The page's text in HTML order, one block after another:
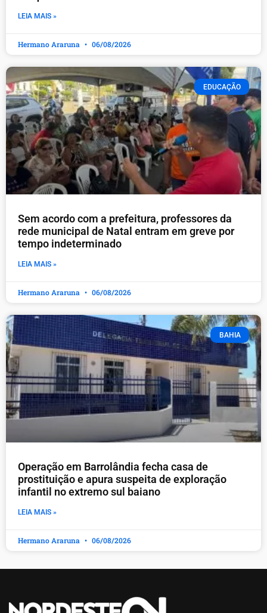
LEIA MAIS »
Hermano Araruna 06/08/2026
EDUCAÇÃO
​Sem acordo com a prefeitura, professores da
rede municipal de Natal entram em greve por
tempo indeterminado
LEIA MAIS »
Hermano Araruna 06/08/2026
BAHIA
Operação em Barrolândia fecha casa de
prostituição e apura suspeita de exploração
infantil no extremo sul baiano
LEIA MAIS »
Hermano Araruna 06/08/2026